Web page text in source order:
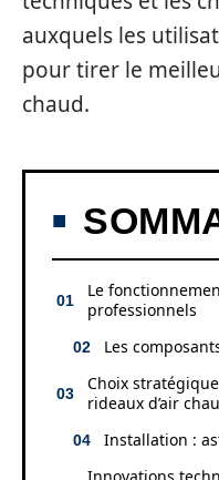
auxquels les
pour tirer le
chaud.
Le
professionnels
Les
Choix
rideaux d’air
Installation :
Innovations